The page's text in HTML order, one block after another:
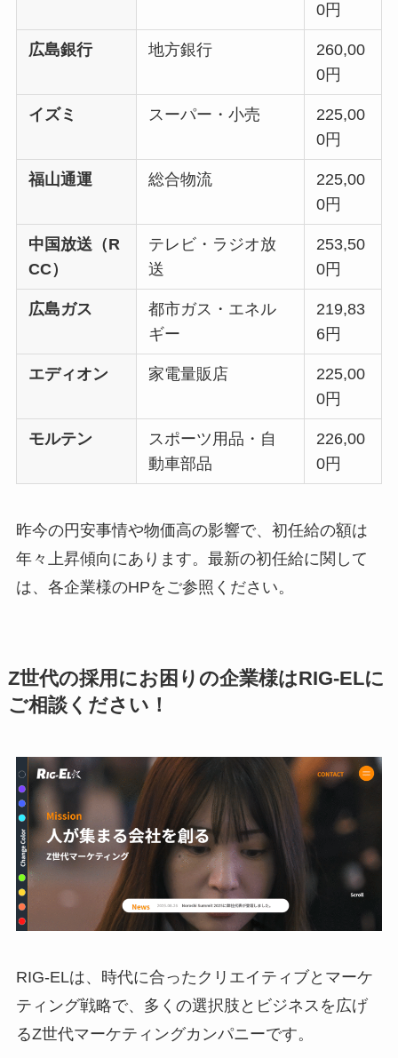
0円
広島銀行 地方銀行
260,00
0円
イズミ スーパー・小売
225,00
0円
福山通運 総合物流
225,00
0円
中国放送（R
CC）
テレビ・ラジオ放
送
253,50
0円
広島ガス
都市ガス・エネル
ギー
219,83
6円
エディオン 家電量販店
225,00
0円
モルテン
スポーツ用品・自
動車部品
226,00
0円
昨今の円安事情や物価高の影響で、初任給の額は
年々上昇傾向にあります。最新の初任給に関して
は、各企業様のHPをご参照ください。
Z世代の採用にお困りの企業様はRIG-ELに
ご相談ください！
RIG-ELは、時代に合ったクリエイティブとマーケ
ティング戦略で、多くの選択肢とビジネスを広げ
るZ世代マーケティングカンパニーです。